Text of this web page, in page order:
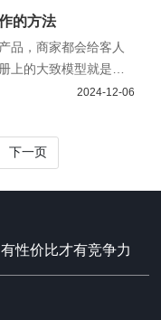
的方法
品，商家都会给客人
上的大致模型就是实
型的产品都会有画册
2024-12-06
下一页
性价比才有竞争力